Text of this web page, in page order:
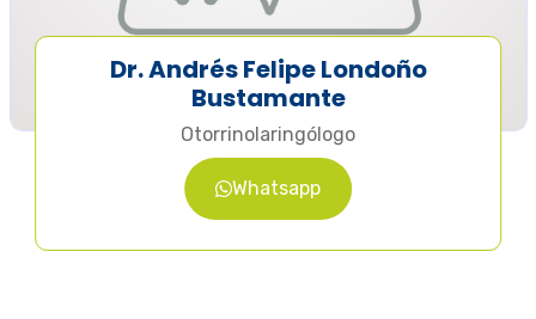
Dr. Andrés Felipe Londoño
Bustamante
Otorrinolaringólogo
Whatsapp